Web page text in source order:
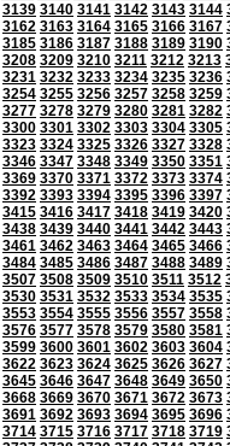
3139 3140 3141 3142 3143 3144
3162 3163 3164 3165 3166 3167
3185 3186 3187 3188 3189 3190
3208 3209 3210 3211 3212 3213
3231 3232 3233 3234 3235 3236
3254 3255 3256 3257 3258 3259
3277 3278 3279 3280 3281 3282
3300 3301 3302 3303 3304 3305
3323 3324 3325 3326 3327 3328
3346 3347 3348 3349 3350 3351
3369 3370 3371 3372 3373 3374
3392 3393 3394 3395 3396 3397
3415 3416 3417 3418 3419 3420
3438 3439 3440 3441 3442 3443
3461 3462 3463 3464 3465 3466
3484 3485 3486 3487 3488 3489
3507 3508 3509 3510 3511 3512
3530 3531 3532 3533 3534 3535
3553 3554 3555 3556 3557 3558
3576 3577 3578 3579 3580 3581
3599 3600 3601 3602 3603 3604
3622 3623 3624 3625 3626 3627
3645 3646 3647 3648 3649 3650
3668 3669 3670 3671 3672 3673
3691 3692 3693 3694 3695 3696
3714 3715 3716 3717 3718 3719